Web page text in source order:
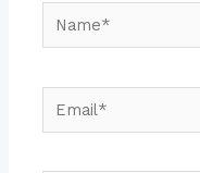
Name*
Email*